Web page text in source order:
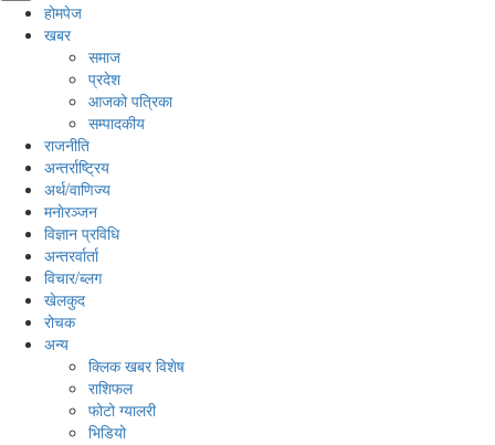
होमपेज
खबर
समाज
प्रदेश
आजको पत्रिका
सम्पादकीय
राजनीति
अन्तर्राष्ट्रिय
अर्थ/वाणिज्य
मनाेरञ्जन
विज्ञान प्रविधि
अन्तरर्वार्ता
विचार/ब्लग
खेलकुद
रोचक
अन्य
क्लिक खबर विशेष
राशिफल
फोटो ग्यालरी
भिडियो